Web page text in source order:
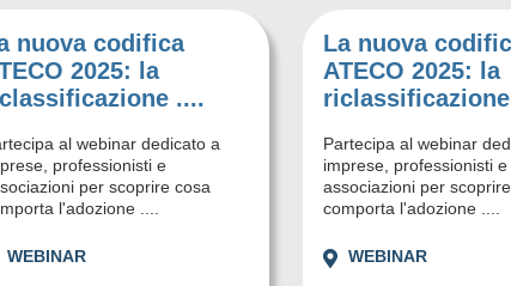
nuova codifica
2025: la
....
al webinar dedicato a
professionisti e
per scoprire cosa
l'adozione ....
WEBINAR
La nuova
ATECO 2025: la
Partecipa al webinar
imprese, professionisti e
associazioni per
comporta l'adozione ....
WEBINAR